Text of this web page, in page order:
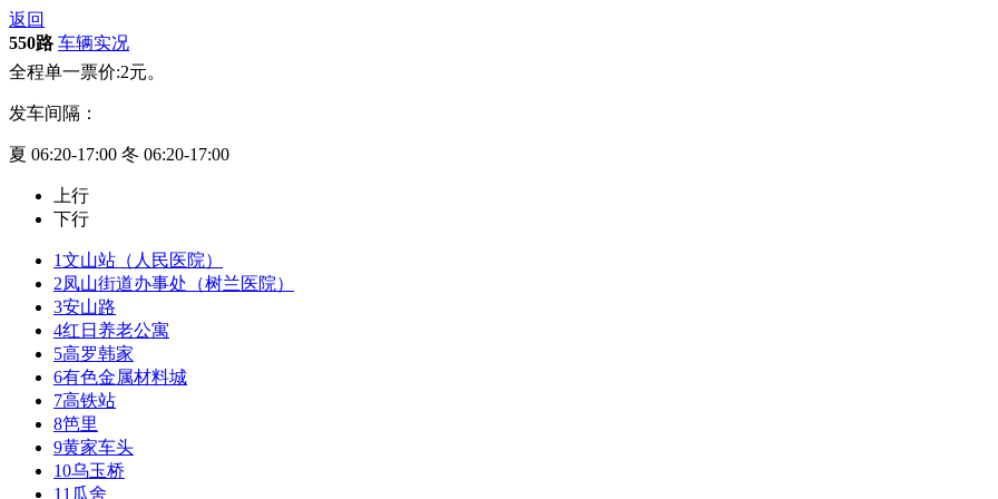
返回
550路 车辆实况
全程单一票价:2元。
发车间隔：
夏 06:20-17:00 冬 06:20-17:00
上行
下行
1文山站（人民医院）
2凤山街道办事处（树兰医院）
3安山路
4红日养老公寓
5高罗韩家
6有色金属材料城
7高铁站
8笆里
9黄家车头
10乌玉桥
11 瓜舍